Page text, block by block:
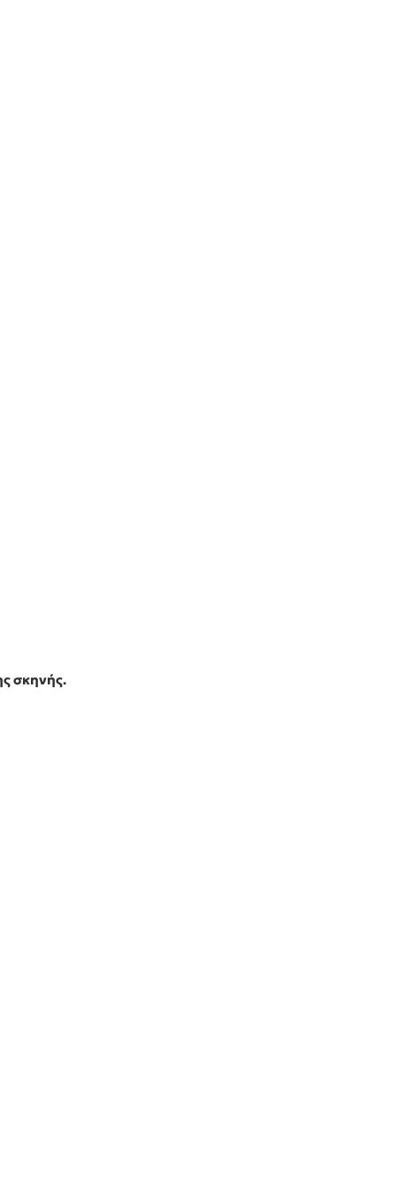
σκηνής.